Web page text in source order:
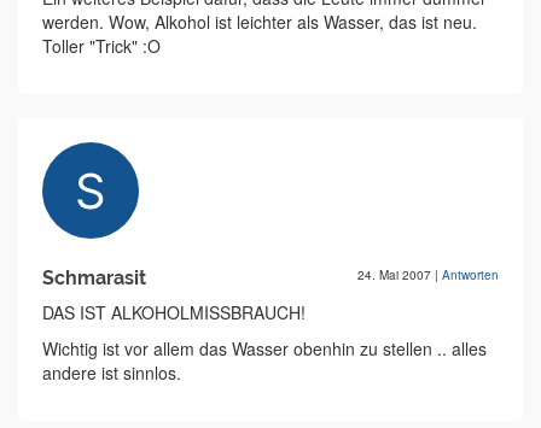
werden. Wow, Alkohol ist leichter als Wasser, das ist neu.
Toller "Trick" :O
Schmarasit 24. Mai 2007 | Antworten
DAS IST ALKOHOLMISSBRAUCH!
Wichtig ist vor allem das Wasser obenhin zu stellen .. alles
andere ist sinnlos.